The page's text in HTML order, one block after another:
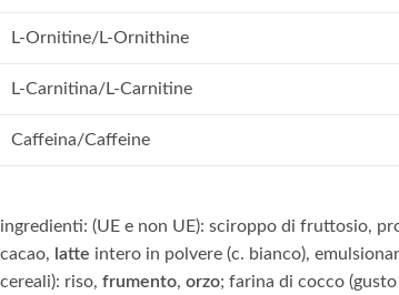
L-Ornitine/L-Ornithine
L-Carnitina/L-Carnitine
Caffeina/Caffeine
ingredienti: (UE e non UE): sciroppo di fruttosio,
cacao, latte intero in polvere (c. bianco),
cereali): riso, frumento, orzo; farina di cocco